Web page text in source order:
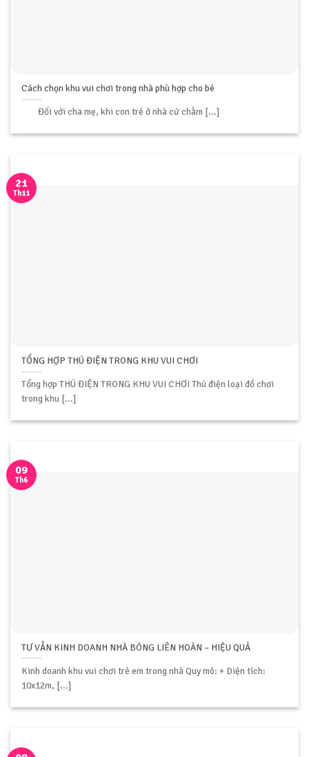
Cách chọn khu vui chơi trong nhà phù hợp cho bé
Đối với cha mẹ, khi con trẻ ở nhà cứ chằm [...]
TỔNG HỢP THÚ ĐIỆN TRONG KHU VUI CHƠI
Tổng hợp THÚ ĐIỆN TRONG KHU VUI CHƠI Thú điện loại đồ chơi
trong khu [...]
21
Th11
TƯ VẤN KINH DOANH NHÀ BÓNG LIÊN HOÀN – HIỆU QUẢ
Kinh doanh khu vui chơi trẻ em trong nhà Quy mô: + Diện tích:
10x12m, [...]
09
Th6